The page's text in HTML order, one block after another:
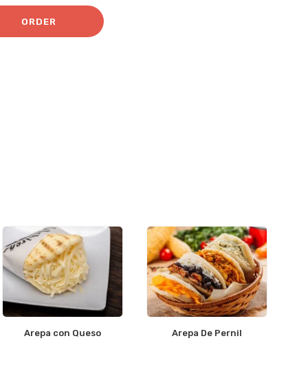
ORDER
Arepa con Queso Arepa De Pernil